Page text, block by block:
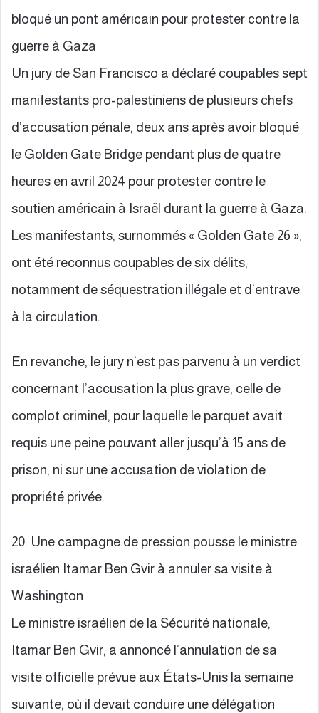
bloqué un pont américain pour protester contre la
guerre à Gaza
Un jury de San Francisco a déclaré coupables sept
manifestants pro-palestiniens de plusieurs chefs
d’accusation pénale, deux ans après avoir bloqué
le Golden Gate Bridge pendant plus de quatre
heures en avril 2024 pour protester contre le
soutien américain à Israël durant la guerre à Gaza.
Les manifestants, surnommés « Golden Gate 26 »,
ont été reconnus coupables de six délits,
notamment de séquestration illégale et d’entrave
à la circulation.
En revanche, le jury n’est pas parvenu à un verdict
concernant l’accusation la plus grave, celle de
complot criminel, pour laquelle le parquet avait
requis une peine pouvant aller jusqu’à 15 ans de
prison, ni sur une accusation de violation de
propriété privée.
20. Une campagne de pression pousse le ministre
israélien Itamar Ben Gvir à annuler sa visite à
Washington
Le ministre israélien de la Sécurité nationale,
Itamar Ben Gvir, a annoncé l’annulation de sa
visite officielle prévue aux États-Unis la semaine
suivante, où il devait conduire une délégation